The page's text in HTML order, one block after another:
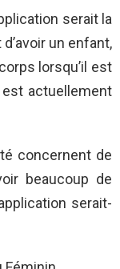
serait la
un enfant,
lorsqu’il est
actuellement
concernent de
beaucoup de
serait-